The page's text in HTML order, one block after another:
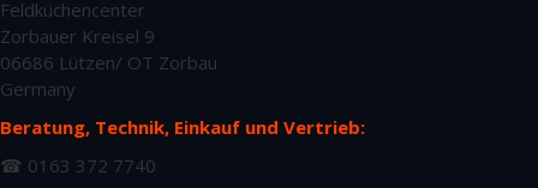
Feldküchencenter
Zorbauer Kreisel 9
06686 Lützen/ OT Zorbau
Germany
Beratung, Technik, Einkauf und Vertrieb:
☎ 0163 372 7740